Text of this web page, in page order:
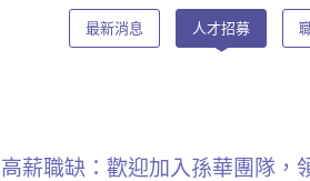
最新消息 人才招募
薪職缺：歡迎加入孫華團隊，